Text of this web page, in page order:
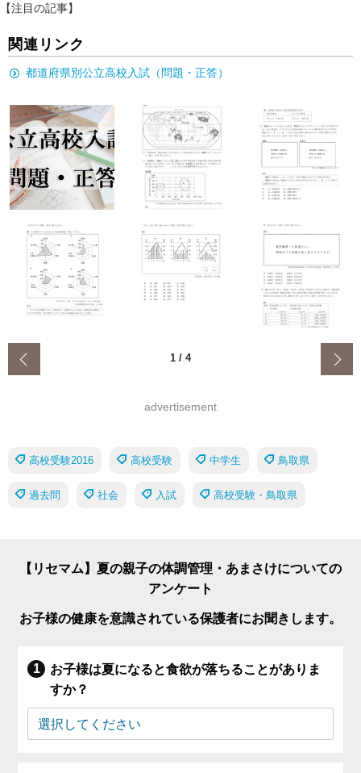
【注目の記事】
関連リンク
都道府県別公立高校入試（問題・正答）
1 / 4
advertisement
高校受験2016 高校受験 中学生 鳥取県
過去問 社会 入試 高校受験・鳥取県
【リセマム】夏の親子の体調管理・あまさけについての
アンケート
お子様の健康を意識されている保護者にお聞きします。
お子様は夏になると食欲が落ちることがありま
すか？